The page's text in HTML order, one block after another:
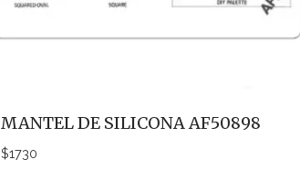
MANTEL DE SILICONA AF50898
$1730